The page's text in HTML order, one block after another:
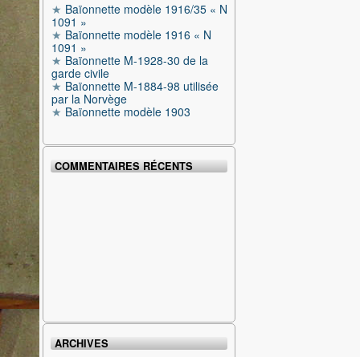
Baïonnette modèle 1916/35 « N
1091 »
Baïonnette modèle 1916 « N
1091 »
Baïonnette M-1928-30 de la
garde civile
Baïonnette M-1884-98 utilisée
par la Norvège
Baïonnette modèle 1903
COMMENTAIRES RÉCENTS
ARCHIVES